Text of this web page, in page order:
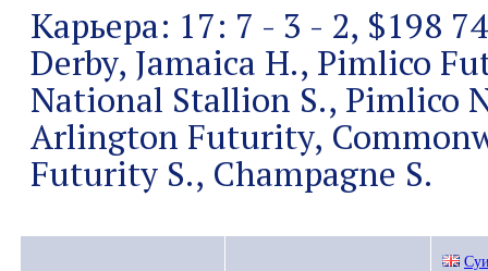
Карьера: 17: 7 - 3 - 2, $198
Derby, Jamaica H., Pimlico
National Stallion S., Pimlico
Arlington Futurity,
Futurity S., Champagne S.